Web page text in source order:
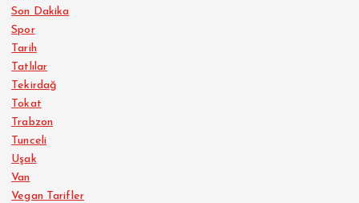
Son Dakika
Spor
Tarih
Tatlılar
Tekirdağ
Tokat
Trabzon
Tunceli
Uşak
Van
Vegan Tarifler